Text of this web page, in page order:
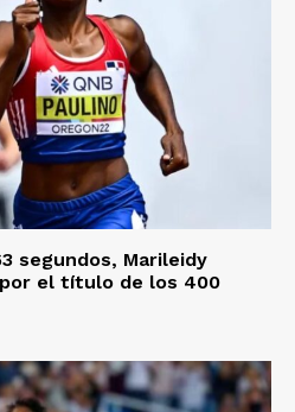
segundos, Marileidy
el título de los 400